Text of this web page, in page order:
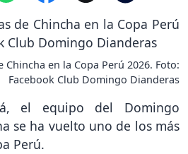
en la Copa Perú 2026. Foto:
Facebook Club Domingo Dianderas
el equipo del Domingo
se ha vuelto uno de los más
Perú.